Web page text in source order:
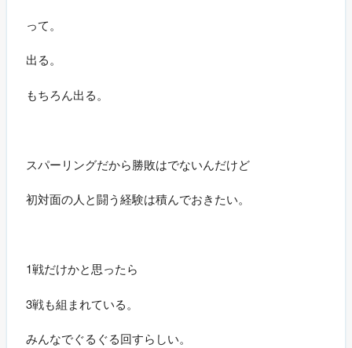
って。
出る。
もちろん出る。
スパーリングだから勝敗はでないんだけど
初対面の人と闘う経験は積んでおきたい。
1戦だけかと思ったら
3戦も組まれている。
みんなでぐるぐる回すらしい。